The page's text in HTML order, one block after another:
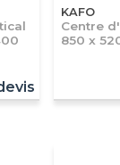
KAFO
Centre
850 x